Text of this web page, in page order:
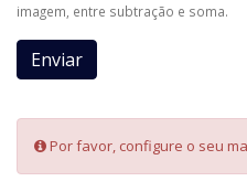
imagem, entre subtração e soma.
Por favor, configure o seu